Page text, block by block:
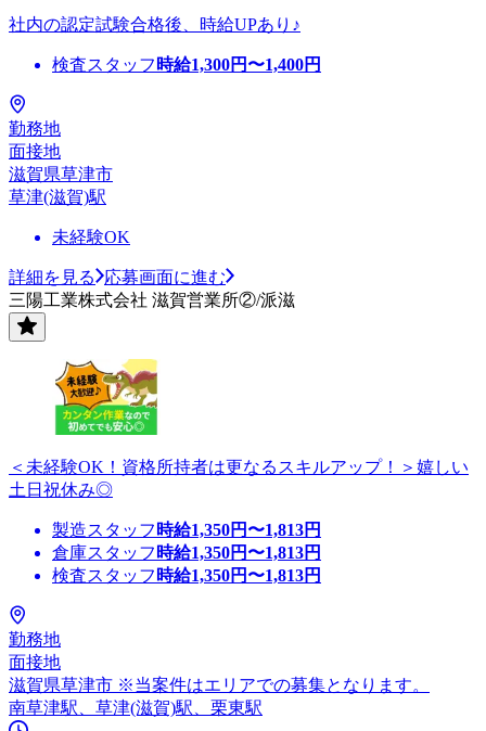
社内の認定試験合格後、時給UPあり♪
検査スタッフ 時給1,300円〜1,400円
勤務地
面接地
滋賀県草津市
草津(滋賀)駅
未経験OK
詳細を見る
応募画面に進む
三陽工業株式会社 滋賀営業所②/派滋
＜未経験OK！資格所持者は更なるスキルアップ！＞嬉しい
土日祝休み◎
製造スタッフ 時給1,350円〜1,813円
倉庫スタッフ 時給1,350円〜1,813円
検査スタッフ 時給1,350円〜1,813円
勤務地
面接地
滋賀県草津市 ※当案件はエリアでの募集となります。
南草津駅、草津(滋賀)駅、栗東駅